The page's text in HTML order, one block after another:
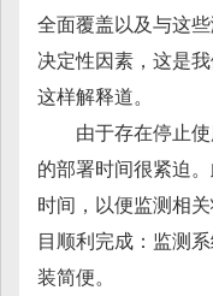
全面覆盖以及与这
决定性因素，这是
这样解释道。
由于存在停止使
的部署时间很紧迫
时间，以便监测相
目顺利完成：监测
装简便。